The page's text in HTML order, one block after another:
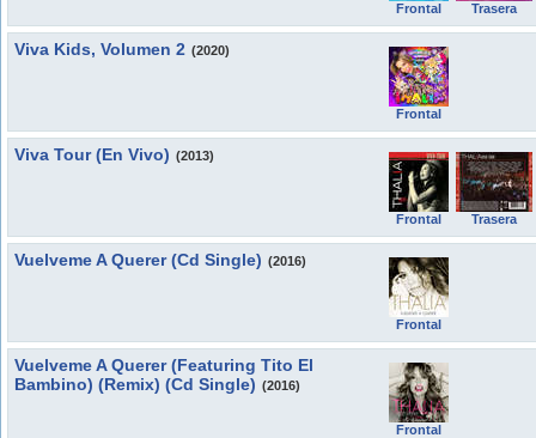
Frontal Trasera
Viva Kids, Volumen 2 (2020)
Frontal
Viva Tour (En Vivo) (2013)
Frontal Trasera
Vuelveme A Querer (Cd Single) (2016)
Frontal
Vuelveme A Querer (Featuring Tito El
Bambino) (Remix) (Cd Single) (2016)
Frontal